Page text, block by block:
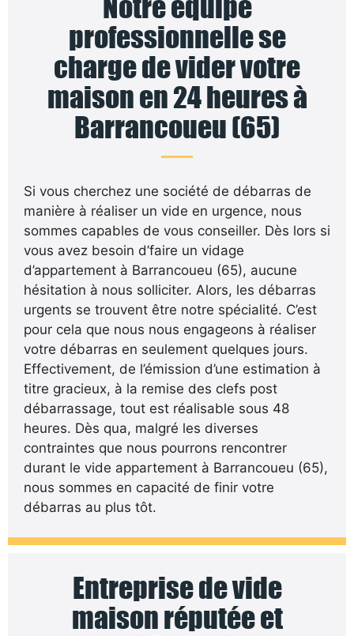
Notre équipe
professionnelle se
charge de vider votre
maison en 24 heures à
Barrancoueu (65)
Si vous cherchez une société de débarras de
manière à réaliser un vide en urgence, nous
sommes capables de vous conseiller. Dès lors si
vous avez besoin d’faire un vidage
d’appartement à Barrancoueu (65), aucune
hésitation à nous solliciter. Alors, les débarras
urgents se trouvent être notre spécialité. C’est
pour cela que nous nous engageons à réaliser
votre débarras en seulement quelques jours.
Effectivement, de l’émission d’une estimation à
titre gracieux, à la remise des clefs post
débarrassage, tout est réalisable sous 48
heures. Dès qua, malgré les diverses
contraintes que nous pourrons rencontrer
durant le vide appartement à Barrancoueu (65),
nous sommes en capacité de finir votre
débarras au plus tôt.
Entreprise de vide
maison réputée et